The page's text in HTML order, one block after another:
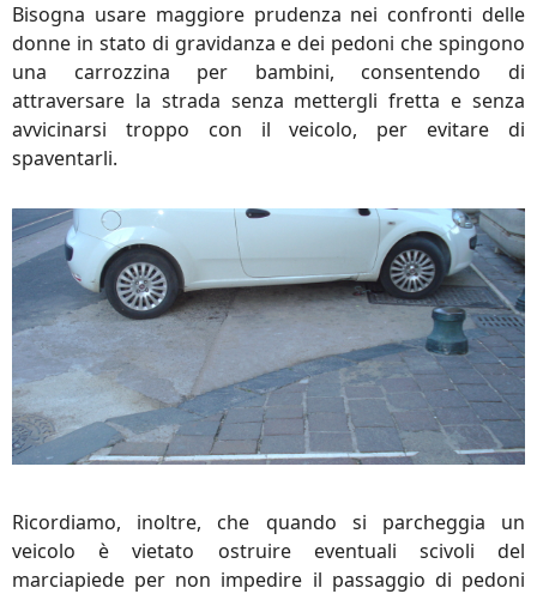
Bisogna usare maggiore prudenza nei confronti delle
donne in stato di gravidanza e dei pedoni che spingono
una carrozzina per bambini, consentendo di
attraversare la strada senza mettergli fretta e senza
avvicinarsi troppo con il veicolo, per evitare di
spaventarli.
Ricordiamo, inoltre, che quando si parcheggia un
veicolo è vietato ostruire eventuali scivoli del
marciapiede per non impedire il passaggio di pedoni